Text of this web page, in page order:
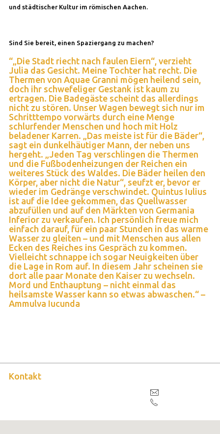
und städtischer Kultur im römischen Aachen.
Sind Sie bereit, einen Spaziergang zu machen?
“„Die Stadt riecht nach faulen Eiern“, verzieht
Julia das Gesicht. Meine Tochter hat recht. Die
Thermen von Aquae Granni mögen heilend sein,
doch ihr schwefeliger Gestank ist kaum zu
ertragen. Die Badegäste scheint das allerdings
nicht zu stören. Unser Wagen bewegt sich nur im
Schritttempo vorwärts durch eine Menge
schlurfender Menschen und hoch mit Holz
beladener Karren. „Das meiste ist für die Bäder“,
sagt ein dunkelhäutiger Mann, der neben uns
hergeht. „Jeden Tag verschlingen die Thermen
und die Fußbodenheizungen der Reichen ein
weiteres Stück des Waldes. Die Bäder heilen den
Körper, aber nicht die Natur“, seufzt er, bevor er
wieder im Gedränge verschwindet. Quintus Iulius
ist auf die Idee gekommen, das Quellwasser
abzufüllen und auf den Märkten von Germania
Inferior zu verkaufen. Ich persönlich freue mich
einfach darauf, für ein paar Stunden in das warme
Wasser zu gleiten – und mit Menschen aus allen
Ecken des Reiches ins Gespräch zu kommen.
Vielleicht schnappe ich sogar Neuigkeiten über
die Lage in Rom auf. In diesem Jahr scheinen sie
dort alle paar Monate den Kaiser zu wechseln.
Mord und Enthauptung – nicht einmal das
heilsamste Wasser kann so etwas abwaschen.“ –
Ammulva Iucunda
Kontakt